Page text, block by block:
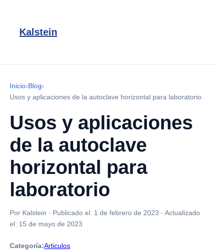
Kalstein
Inicio›Blog›
Usos y aplicaciones de la autoclave horizontal para laboratorio
Usos y aplicaciones
de la autoclave
horizontal para
laboratorio
Por Kalstein · Publicado el: 1 de febrero de 2023 · Actualizado
el: 15 de mayo de 2023
Categoría:Articulos